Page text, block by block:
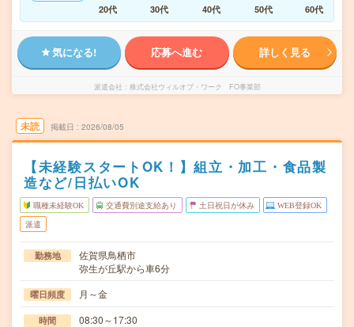
20代
30代 40代 50代 60代
気になる! 応募へ進む 詳しく見る
派遣会社 株式会社ウィルオブ・ワーク FO事業部
未読 掲載日 2026/08/05
【未経験スタートOK！】組立・加工・食品製
造など/日払いOK
職種未経験OK 交通費別途支給あり 土日祝日が休み WEB登録OK
派遣
勤務地
佐賀県鳥栖市
弥生が丘駅から車6分
曜日頻度 月～金
時間 08:30～17:30